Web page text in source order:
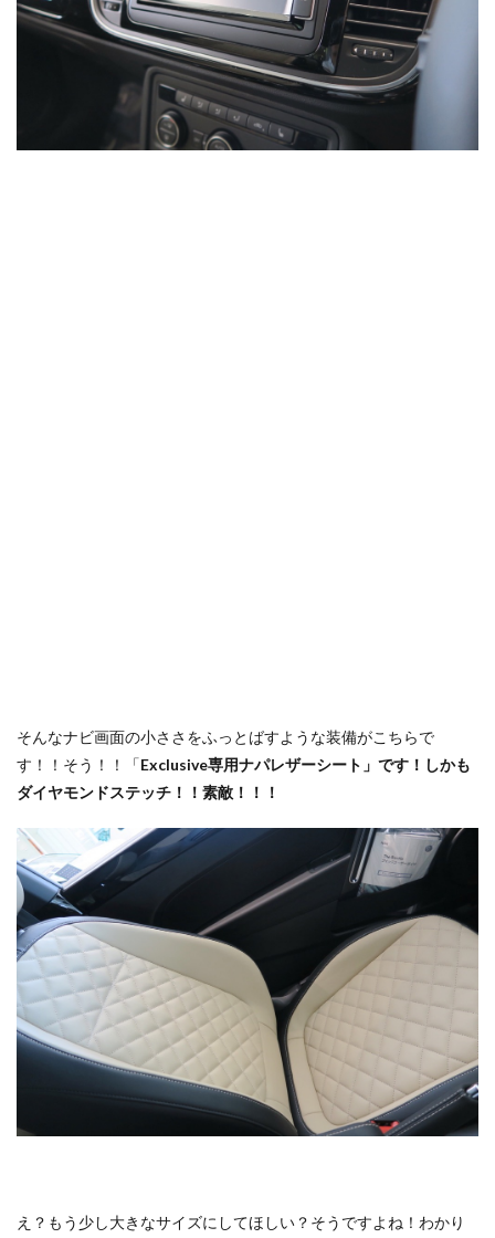
そんなナビ画面の小ささをふっとばすような装備がこちらで
す！！そう！！「Exclusive専用ナパレザーシート」です！しかも
ダイヤモンドステッチ！！素敵！！！
え？もう少し大きなサイズにしてほしい？そうですよね！わかり